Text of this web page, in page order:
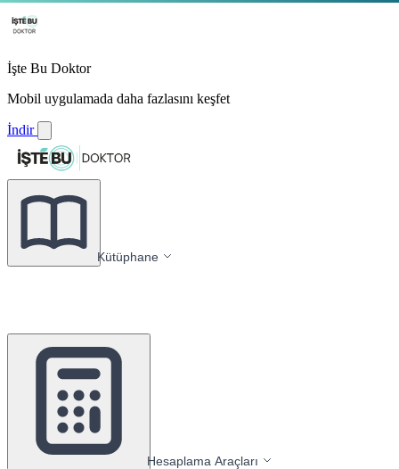
İşte Bu Doktor
Mobil uygulamada daha fazlasını keşfet
İndir
Kütüphane
Hesaplama Araçları